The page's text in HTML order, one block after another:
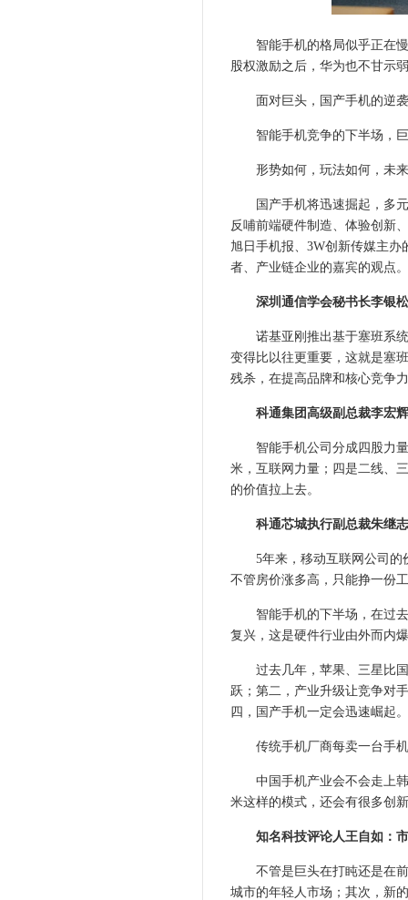
智能手机的格局似乎正在慢
股权激励之后，华为也不甘示
面对巨头，国产手机的逆袭
智能手机竞争的下半场，巨
形势如何，玩法如何，未来
国产手机将迅速掘起，多元
反哺前端硬件制造、体验创新
旭日手机报、3W创新传媒主
者、产业链企业的嘉宾的观点。
深圳通信学会秘书长李银松
诺基亚刚推出基于塞班系统
变得比以往更重要，这就是塞
残杀，在提高品牌和核心竞争
科通集团高级副总裁李宏辉
智能手机公司分成四股力量
米，互联网力量；四是二线、
的价值拉上去。
科通芯城执行副总裁朱继志
5年来，移动互联网公司的价
不管房价涨多高，只能挣一份
智能手机的下半场，在过去
复兴，这是硬件行业由外而内
过去几年，苹果、三星比国
跃；第二，产业升级让竞争对
四，国产手机一定会迅速崛起。
传统手机厂商每卖一台手机
中国手机产业会不会走上韩
米这样的模式，还会有很多创
知名科技评论人王自如：市
不管是巨头在打盹还是在前
城市的年轻人市场；其次，新